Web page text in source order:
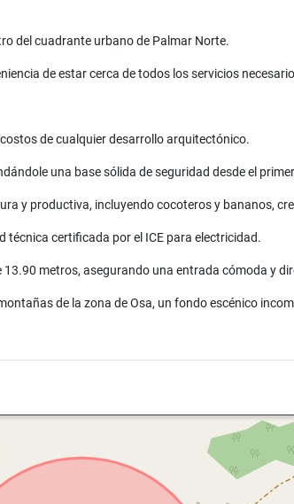
del cuadrante urbano de Palmar Norte.
de estar cerca de todos los servicios
de cualquier desarrollo arquitectónico.
una base sólida de seguridad desde el
y productiva, incluyendo cocoteros y bananos,
certificada por el ICE para electricidad.
metros, asegurando una entrada cómoda y
de la zona de Osa, un fondo escénico